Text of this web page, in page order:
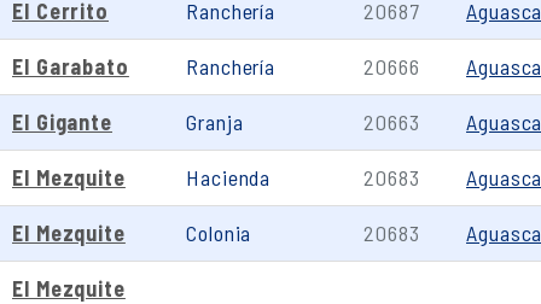
El Cerrito Ranchería 20687
El Garabato Ranchería 20666
El Gigante Granja 20663
El Mezquite Hacienda 20683
El Mezquite Colonia 20683
El Mezquite